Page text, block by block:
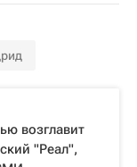
возглавит
"Реал",